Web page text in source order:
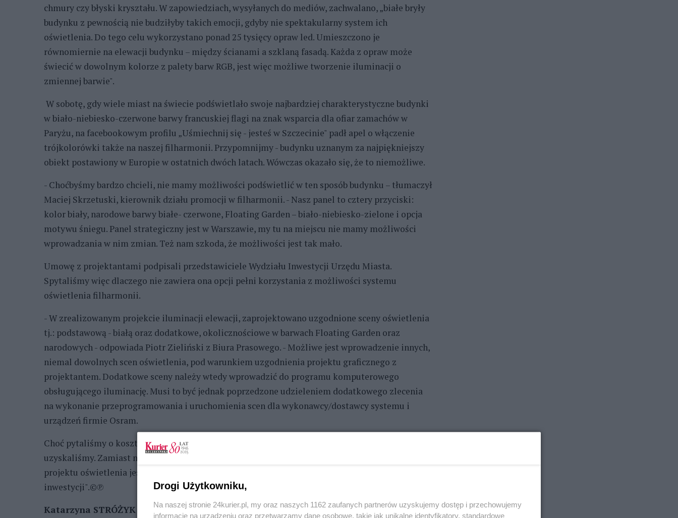
chmury czy błyski kryształu. W zapowiedziach, wysyłanych do mediów, zachwalano, „białe bryły
budynku z pewnością nie budziłyby takich emocji, gdyby nie spektakularny system ich
oświetlenia. Do tego celu wykorzystano ponad 25 tysięcy opraw led. Umieszczono je
równomiernie na elewacji budynku – między ścianami a szklaną fasadą. Każda z opraw może
świecić w dowolnym kolorze z palety barw RGB, jest więc możliwe tworzenie iluminacji o
zmiennej barwie".
W sobotę, gdy wiele miast na świecie podświetlało swoje najbardziej charakterystyczne budynki
w biało-niebiesko-czerwone barwy francuskiej flagi na znak wsparcia dla ofiar zamachów w
Paryżu, na facebookowym profilu „Uśmiechnij się - jesteś w Szczecinie" padł apel o włączenie
trójkolorówki także na naszej filharmonii. Przypomnijmy - budynku uznanym za najpiękniejszy
obiekt postawiony w Europie w ostatnich dwóch latach. Wówczas okazało się, że to niemożliwe.
- Choćbyśmy bardzo chcieli, nie mamy możliwości podświetlić w ten sposób budynku – tłumaczył
Maciej Skrzetuski, kierownik działu promocji w filharmonii. - Nasz panel to cztery przyciski:
kolor biały, narodowe barwy białe- czerwone, Floating Garden – biało-niebiesko-zielone i opcja
motywu śniegu. Panel strategiczny jest w Warszawie, my tu na miejscu nie mamy możliwości
wprowadzania w nim zmian. Też nam szkoda, że możliwości jest tak mało.
Umowę z projektantami podpisali przedstawiciele Wydziału Inwestycji Urzędu Miasta.
Spytaliśmy więc dlaczego nie zawiera ona opcji pełni korzystania z możliwości systemu
oświetlenia filharmonii.
- W zrealizowanym projekcie iluminacji elewacji, zaprojektowano uzgodnione sceny oświetlenia
tj.: podstawową - białą oraz dodatkowe, okolicznościowe w barwach Floating Garden oraz
narodowych - odpowiada Piotr Zieliński z Biura Prasowego. - Możliwe jest wprowadzenie innych,
niemal dowolnych scen oświetlenia, pod warunkiem uzgodnienia projektu graficznego z
projektantem. Dodatkowe sceny należy wtedy wprowadzić do programu komputerowego
obsługującego iluminację. Musi to być jednak poprzedzone udzieleniem dodatkowego zlecenia
na wykonanie przeprogramowania i uruchomienia scen dla wykonawcy/dostawcy systemu i
urządzeń firmie Osram.
Choć pytaliśmy o koszty uruchomienia dodatkowych opcji iluminacji, odpowiedzi nie
uzyskaliśmy. Zamiast niej otrzymaliśmy jedynie informację, że „cena jednostkowa dodatkowego
projektu oświetlenia jest trudna do oszacowania a miasto płaciło w formie ryczałtowej za całość
inwestycji".©℗
Katarzyna STRÓŻYK
Drogi Użytkowniku,
Na naszej stronie 24kurier.pl, my oraz naszych 1162 zaufanych partnerów uzyskujemy dostęp i przechowujemy
informacje na urządzeniu oraz przetwarzamy dane osobowe, takie jak unikalne identyfikatory, standardowe